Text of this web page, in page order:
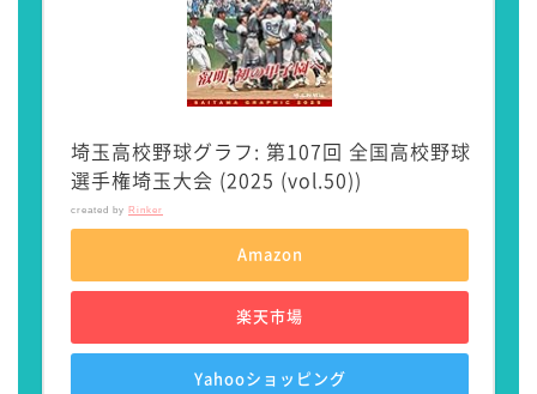
埼玉高校野球グラフ: 第107回 全国高校野球
選手権埼玉大会 (2025 (vol.50))
created by Rinker
Amazon
楽天市場
Yahooショッピング